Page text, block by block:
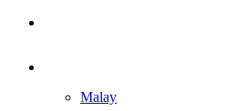
Malay